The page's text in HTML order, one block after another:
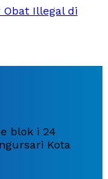
Obat Illegal di
blok i 24
Kota